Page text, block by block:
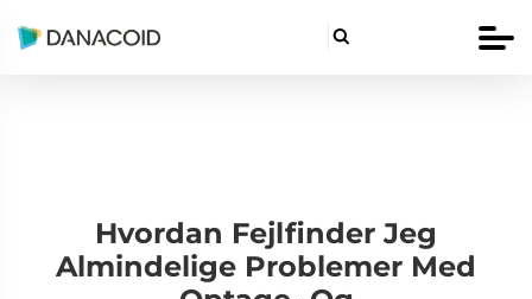

Hvordan Fejlfinder Jeg
Almindelige Problemer Med